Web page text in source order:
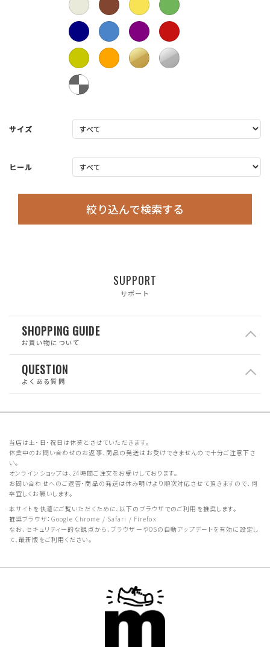
サイズ
ヒール
絞り込んで検索する
SUPPORT
サポート
SHOPPING GUIDE
お買い物について
QUESTION
よくある質問
当店は土・日・祝日は休業とさせていただきます。
休業中のお問い合わせのお返事、商品の発送はお受けできませんので十分ご注意下さ
い。
オンラインショップは、24時間ご注文をお受けしております。
お問い合わせへのご返答・商品の発送は休み明けより順次対応させて頂きますので、何
卒宜しくお願いします。
本サイトを快適にご覧いただくために、以下のブラウザでのご利用を推奨します。
推奨ブラウザ：Google Chrome / Safari / Firefox
なお、セキュリティー的な観点から、ブラウザーやOSの自動アップデートを有効に設定し
て、最新版をご利用ください。